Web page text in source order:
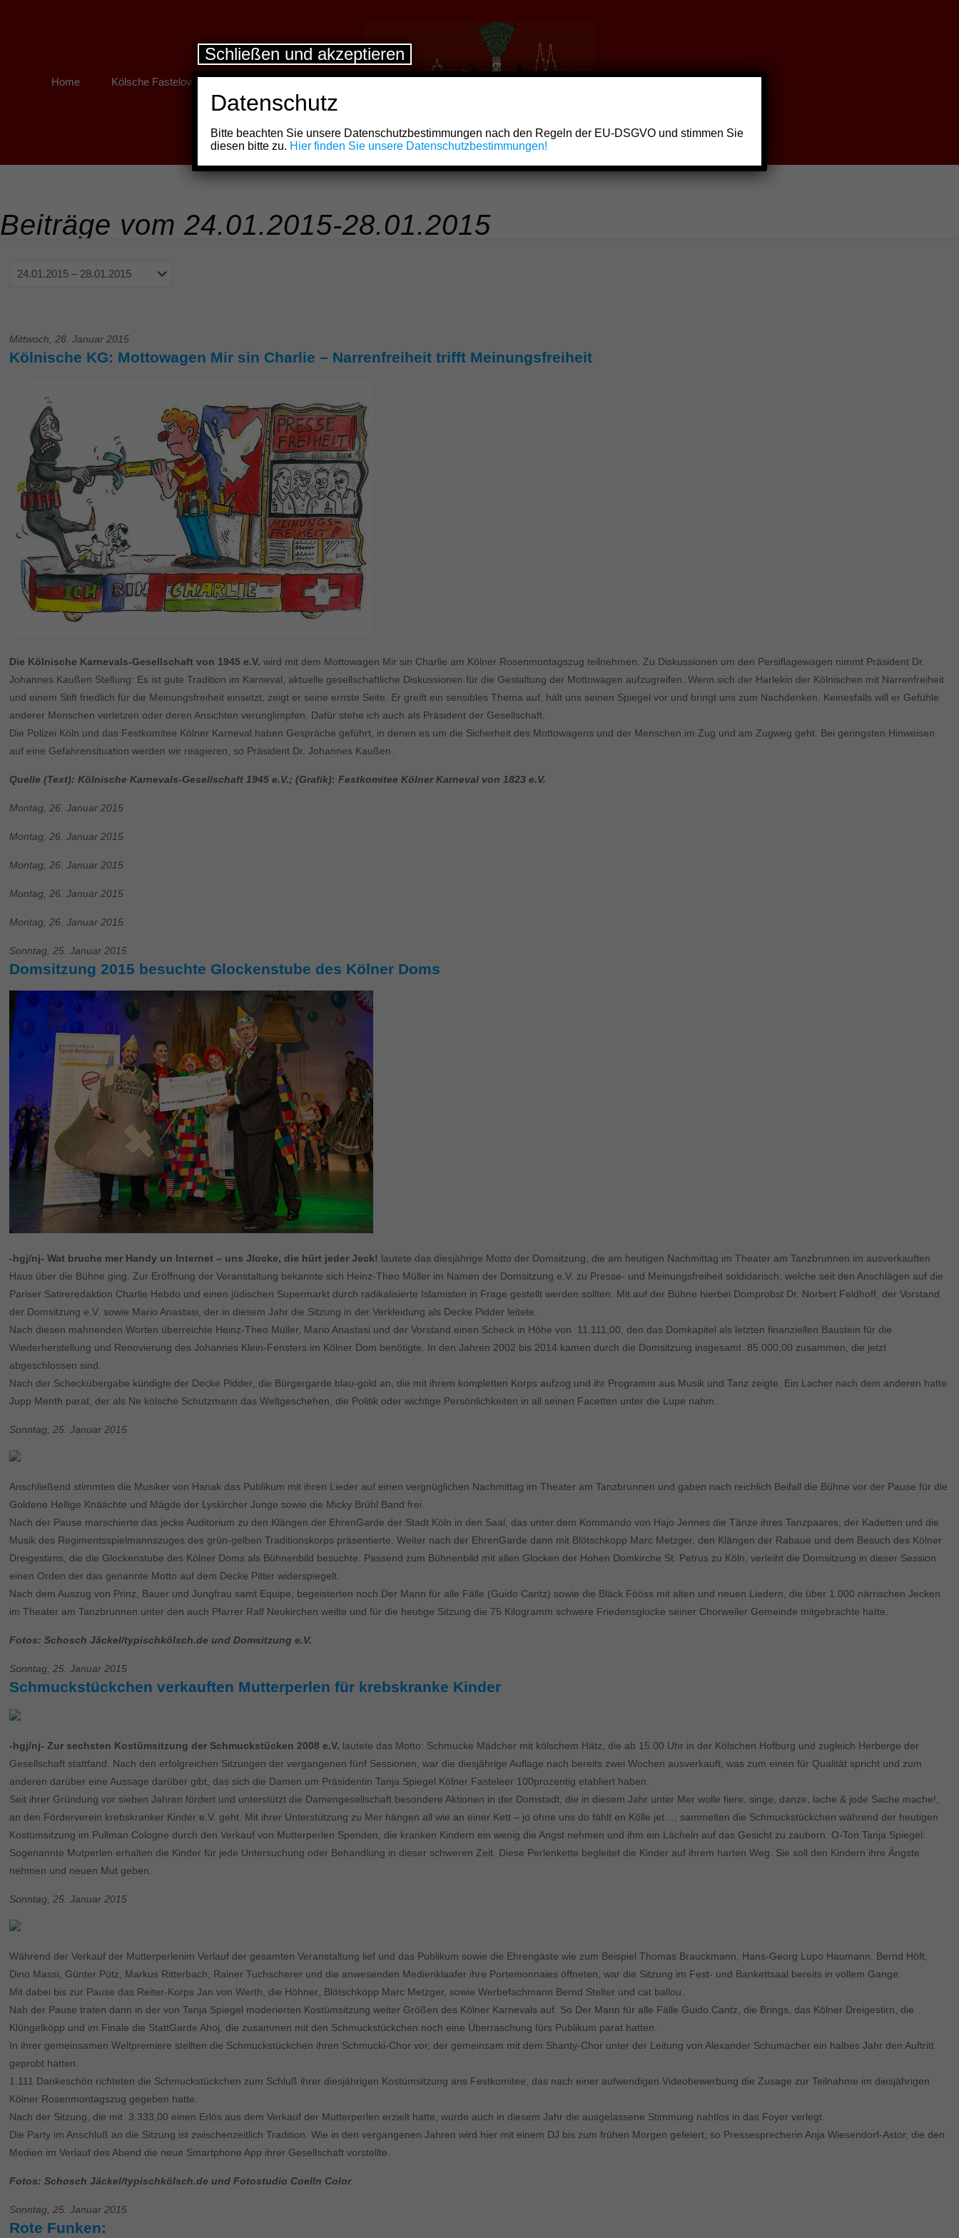
Home Kölsche Fastelovend
Beiträge vom 24.01.2015-28.01.2015
Mittwoch, 28. Januar 2015
Kölnische KG: Mottowagen Mir sin Charlie – Narrenfreiheit trifft Meinungsfreiheit
Die Kölnische Karnevals-Gesellschaft von 1945 e.V. wird mit dem Mottowagen Mir sin Charlie am Kölner Rosenmontagszug teilnehmen. Zu Diskussionen um den Persiflagewagen nimmt Präsident Dr.
Johannes Kaußen Stellung: Es ist gute Tradition im Karneval, aktuelle gesellschaftliche Diskussionen für die Gestaltung der Mottowagen aufzugreifen. Wenn sich der Harlekin der Kölnischen mit Narrenfreiheit
und einem Stift friedlich für die Meinungsfreiheit einsetzt, zeigt er seine ernste Seite. Er greift ein sensibles Thema auf, hält uns seinen Spiegel vor und bringt uns zum Nachdenken. Keinesfalls will er Gefühle
anderer Menschen verletzen oder deren Ansichten verunglimpfen. Dafür stehe ich auch als Präsident der Gesellschaft.
Die Polizei Köln und das Festkomitee Kölner Karneval haben Gespräche geführt, in denen es um die Sicherheit des Mottowagens und der Menschen im Zug und am Zugweg geht. Bei geringsten Hinweisen
auf eine Gefahrensituation werden wir reagieren, so Präsident Dr. Johannes Kaußen.
Quelle (Text): Kölnische Karnevals-Gesellschaft 1945 e.V.; (Grafik): Festkomitee Kölner Karneval von 1823 e.V.
Montag, 26. Januar 2015
Montag, 26. Januar 2015
Montag, 26. Januar 2015
Montag, 26. Januar 2015
Montag, 26. Januar 2015
Sonntag, 25. Januar 2015
Domsitzung 2015 besuchte Glockenstube des Kölner Doms
-hgj/nj- Wat bruche mer Handy un Internet – uns Jlocke, die hürt jeder Jeck! lautete das diesjährige Motto der Domsitzung, die am heutigen Nachmittag im Theater am Tanzbrunnen im ausverkauften
Haus über die Bühne ging. Zur Eröffnung der Veranstaltung bekannte sich Heinz-Theo Müller im Namen der Domsitzung e.V. zu Presse- und Meinungsfreiheit soldidarisch, welche seit den Anschlägen auf die
Pariser Satireredaktion Charlie Hebdo und einen jüdischen Supermarkt durch radikalisierte Islamisten in Frage gestellt werden sollten. Mit auf der Bühne hierbei Domprobst Dr. Norbert Feldhoff, der Vorstand
der Domsitzung e.V. sowie Mario Anastasi, der in diesem Jahr die Sitzung in der Verkleidung als Decke Pidder leitete.
Nach diesen mahnenden Worten überreichte Heinz-Theo Müller, Mario Anastasi und der Vorstand einen Scheck in Höhe von  11.111,00, den das Domkapitel als letzten finanziellen Baustein für die
Wiederherstellung und Renovierung des Johannes Klein-Fensters im Kölner Dom benötigte. In den Jahren 2002 bis 2014 kamen durch die Domsitzung insgesamt  85.000,00 zusammen, die jetzt
abgeschlossen sind.
Nach der Scheckübergabe kündigte der Decke Pidder, die Bürgergarde blau-gold an, die mit ihrem kompletten Korps aufzog und ihr Programm aus Musik und Tanz zeigte. Ein Lacher nach dem anderen hatte
Jupp Menth parat, der als Ne kölsche Schutzmann das Weltgeschehen, die Politik oder wichtige Persönlichkeiten in all seinen Facetten unter die Lupe nahm.
Sonntag, 25. Januar 2015
Anschließend stimmten die Musiker von Hanak das Publikum mit ihren Lieder auf einen vergnüglichen Nachmittag im Theater am Tanzbrunnen und gaben nach reichlich Beifall die Bühne vor der Pause für die
Goldene Hellige Knäächte und Mägde der Lyskircher Junge sowie die Micky Brühl Band frei.
Nach der Pause marschierte das jecke Auditorium zu den Klängen der EhrenGarde der Stadt Köln in den Saal, das unter dem Kommando von Hajo Jennes die Tänze ihres Tanzpaares, der Kadetten und die
Musik des Regimentsspielmannszuges des grün-gelben Traditionskorps präsentierte. Weiter nach der EhrenGarde dann mit Blötschkopp Marc Metzger, den Klängen der Rabaue und dem Besuch des Kölner
Dreigestirns, die die Glockenstube des Kölner Doms als Bühnenbild besuchte. Passend zum Bühnenbild mit allen Glocken der Hohen Domkirche St. Petrus zu Köln, verleiht die Domsitzung in dieser Session
einen Orden der das genannte Motto auf dem Decke Pitter widerspiegelt.
Nach dem Auszug von Prinz, Bauer und Jungfrau samt Equipe, begeisterten noch Der Mann für alle Fälle (Guido Cantz) sowie die Bläck Fööss mit alten und neuen Liedern, die über 1.000 närrischen Jecken
im Theater am Tanzbrunnen unter den auch Pfarrer Ralf Neukirchen weilte und für die heutige Sitzung die 75 Kilogramm schwere Friedensglocke seiner Chorweiler Gemeinde mitgebrachte hatte.
Fotos: Schosch Jäckel/typischkölsch.de und Domsitzung e.V.
Sonntag, 25. Januar 2015
Schmuckstückchen verkauften Mutterperlen für krebskranke Kinder
-hgj/nj- Zur sechsten Kostümsitzung der Schmuckstücken 2008 e.V. lautete das Motto: Schmucke Mädcher mit kölschem Hätz, die ab 15.00 Uhr in der Kölschen Hofburg und zugleich Herberge der
Gesellschaft stattfand. Nach den erfolgreichen Sitzungen der vergangenen fünf Sessionen, war die diesjährige Auflage nach bereits zwei Wochen ausverkauft, was zum einen für Qualität spricht und zum
anderen darüber eine Aussage darüber gibt, das sich die Damen um Präsidentin Tanja Spiegel Kölner Fasteleer 100prozentig etabliert haben.
Seit ihrer Gründung vor sieben Jahren fördert und unterstützt die Damengesellschaft besondere Aktionen in der Domstadt, die in diesem Jahr unter Mer wolle fiere, singe, danze, lache & jode Sache mache!,
an den Förderverein krebskranker Kinder e.V. geht. Mit ihrer Unterstützung zu Mer hängen all wie an einer Kett – jo ohne uns do fählt en Kölle jet…, sammelten die Schmuckstückchen während der heutigen
Kostümsitzung im Pullman Cologne durch den Verkauf von Mutterperlen Spenden, die kranken Kindern ein wenig die Angst nehmen und ihm ein Lächeln auf das Gesicht zu zaubern. O-Ton Tanja Spiegel:
Sogenannte Mutperlen erhalten die Kinder für jede Untersuchung oder Behandlung in dieser schweren Zeit. Diese Perlenkette begleitet die Kinder auf ihrem harten Weg. Sie soll den Kindern ihre Ängste
nehmen und neuen Mut geben.
Sonntag, 25. Januar 2015
Während der Verkauf der Mutterperlenim Verlauf der gesamten Veranstaltung lief und das Publikum sowie die Ehrengäste wie zum Beispiel Thomas Brauckmann, Hans-Georg Lupo Haumann, Bernd Höft,
Dino Massi, Günter Pütz, Markus Ritterbach, Rainer Tuchscherer und die anwesenden Medienklaafer ihre Portemonnaies öffneten, war die Sitzung im Fest- und Bankettsaal bereits in vollem Gange.
Mit dabei bis zur Pause das Reiter-Korps Jan von Werth, die Höhner, Blötschkopp Marc Metzger, sowie Werbefachmann Bernd Stelter und cat ballou.
Nah der Pause traten dann in der von Tanja Spiegel moderierten Kostümsitzung weiter Größen des Kölner Karnevals auf. So Der Mann für alle Fälle Guido Cantz, die Brings, das Kölner Dreigestirn, die
Klüngelköpp und im Finale die StattGarde Ahoj, die zusammen mit den Schmuckstückchen noch eine Überraschung fürs Publikum parat hatten.
In ihrer gemeinsamen Weltpremiere stellten die Schmuckstückchen ihren Schmucki-Chor vor, der gemeinsam mit dem Shanty-Chor unter der Leitung von Alexander Schumacher ein halbes Jahr den Auftritt
geprobt hatten.
1.111 Dankeschön richteten die Schmuckstückchen zum Schluß ihrer diesjährigen Kostümsitzung ans Festkomitee, das nach einer aufwendigen Videobewerbung die Zusage zur Teilnahme im diesjährigen
Kölner Rosenmontagszug gegeben hatte.
Nach der Sitzung, die mit  3.333,00 einen Erlös aus dem Verkauf der Mutterperlen erzielt hatte, wurde auch in diesem Jahr die ausgelassene Stimmung nahtlos in das Foyer verlegt.
Die Party im Anschluß an die Sitzung ist zwischenzeitlich Tradition. Wie in den vergangenen Jahren wird hier mit einem DJ bis zum frühen Morgen gefeiert, so Pressesprecherin Anja Wiesendorf-Astor, die den
Medien im Verlauf des Abend die neue Smartphone App ihrer Gesellschaft vorstellte.
Fotos: Schosch Jäckel/typischkölsch.de und Fotostudio Coelln Color
Sonntag, 25. Januar 2015
Rote Funken:
Datenschutz
Bitte beachten Sie unsere Datenschutzbestimmungen nach den Regeln der EU-DSGVO und stimmen Sie
diesen bitte zu. Hier finden Sie unsere Datenschutzbestimmungen!
Schließen und akzeptieren